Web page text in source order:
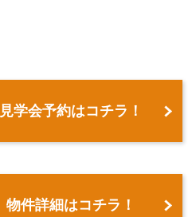
学会予約はコチラ！
物件詳細はコチラ！